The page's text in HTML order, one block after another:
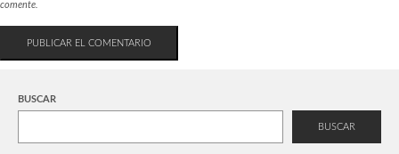
comente.
BUSCAR
BUSCAR